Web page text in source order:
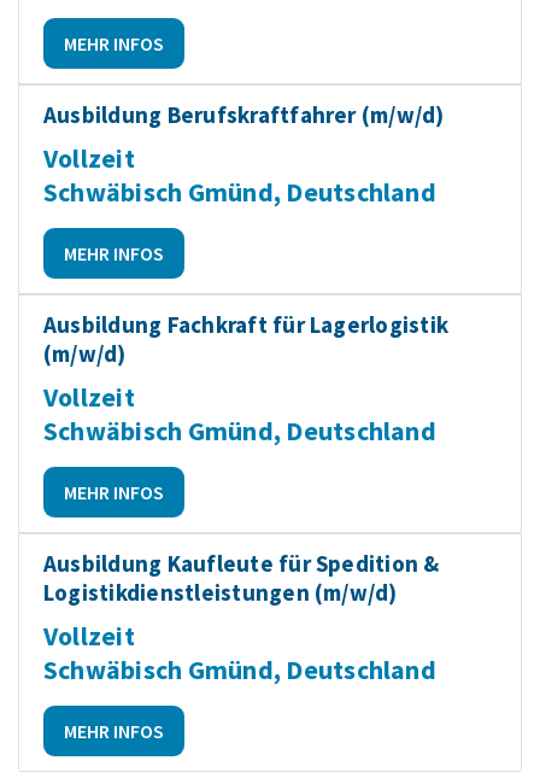
MEHR INFOS
Ausbildung Berufskraftfahrer (m/w/d)
Vollzeit
Schwäbisch Gmünd, Deutschland
MEHR INFOS
Ausbildung Fachkraft für Lagerlogistik
(m/w/d)
Vollzeit
Schwäbisch Gmünd, Deutschland
MEHR INFOS
Ausbildung Kaufleute für Spedition &
Logistikdienstleistungen (m/w/d)
Vollzeit
Schwäbisch Gmünd, Deutschland
MEHR INFOS